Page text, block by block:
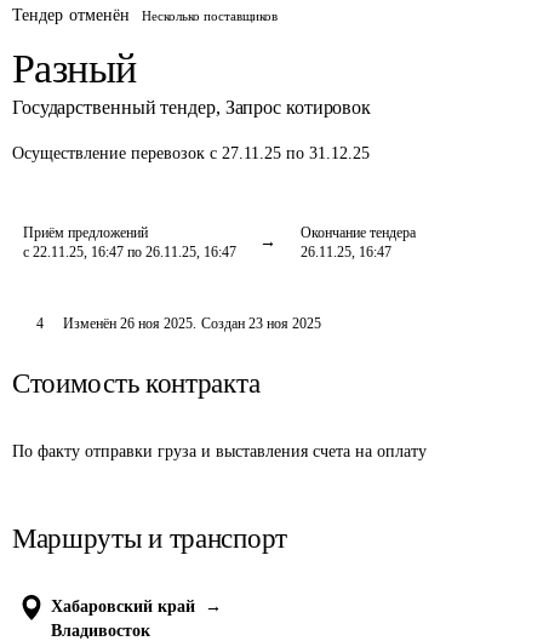
Тендер отменён Несколько поставщиков
Разный
Государственный тендер, Запрос котировок
Осуществление перевозок с 27.11.25 по 31.12.25
Приём предложений
с 22.11.25, 16:47 по 26.11.25, 16:47
Окончание тендера
26.11.25, 16:47
4 Изменён 26 ноя 2025. Создан 23 ноя 2025
Стоимость контракта
По факту отправки груза и выставления счета на оплату
Маршруты и транспорт
Хабаровский край
→
Владивосток